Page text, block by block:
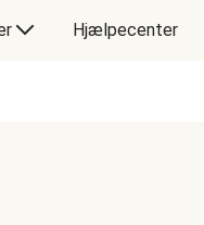
Hjælpecenter